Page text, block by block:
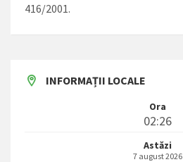
416/2001.
INFORMAȚII LOCALE
Ora
02:26
Astăzi
7 august 2026